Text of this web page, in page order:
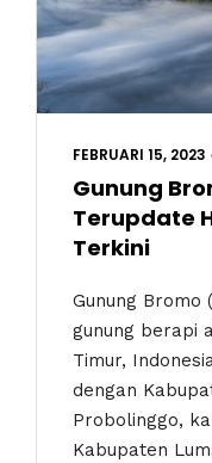
FEBRUARI 15, 2023
Gunung
Terupdate
Terkini
Gunung Bromo
gunung berapi
Timur,
dengan
Probolinggo,
Kabupaten